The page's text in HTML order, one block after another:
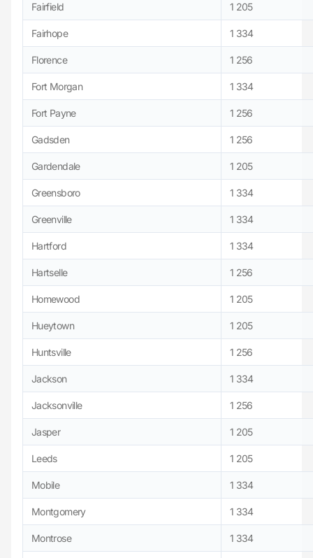
Fairfield 1 205
Fairhope 1 334
Florence 1 256
Fort Morgan 1 334
Fort Payne 1 256
Gadsden 1 256
Gardendale 1 205
Greensboro 1 334
Greenville 1 334
Hartford 1 334
Hartselle 1 256
Homewood 1 205
Hueytown 1 205
Huntsville 1 256
Jackson 1 334
Jacksonville 1 256
Jasper 1 205
Leeds 1 205
Mobile 1 334
Montgomery 1 334
Montrose 1 334